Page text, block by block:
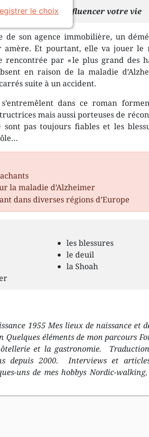
vous ne pourra influencer votre vie
son agence immobilière, un
Et pourtant, elle va jouer le
rencontrée par « le plus grand des
en raison de la maladie
suite à un accident.
dans ce roman
mais aussi porteuses de
sont pas toujours fiables et les
la maladie d’Alzheimer
dans diverses régions d’Europe
les blessures
le deuil
la Shoah
1955 Mes lieux de naissance et
Quelques éléments de mon parcours
et la gastronomie.
depuis 2000. Interviews et
uns de mes hobbys Nordic-
Pourquoi j'écris J'aime
changements de vie. IL est celui
le choix